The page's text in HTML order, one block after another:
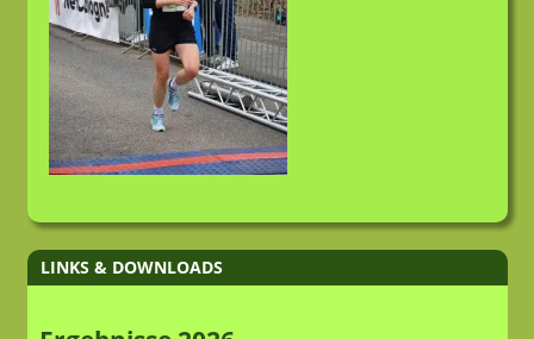
LINKS & DOWNLOADS